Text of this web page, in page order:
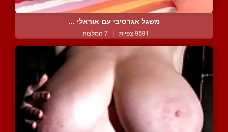
משגל אגרסיבי עם אוראלי ...
9591 צפיות | 7 המלצות